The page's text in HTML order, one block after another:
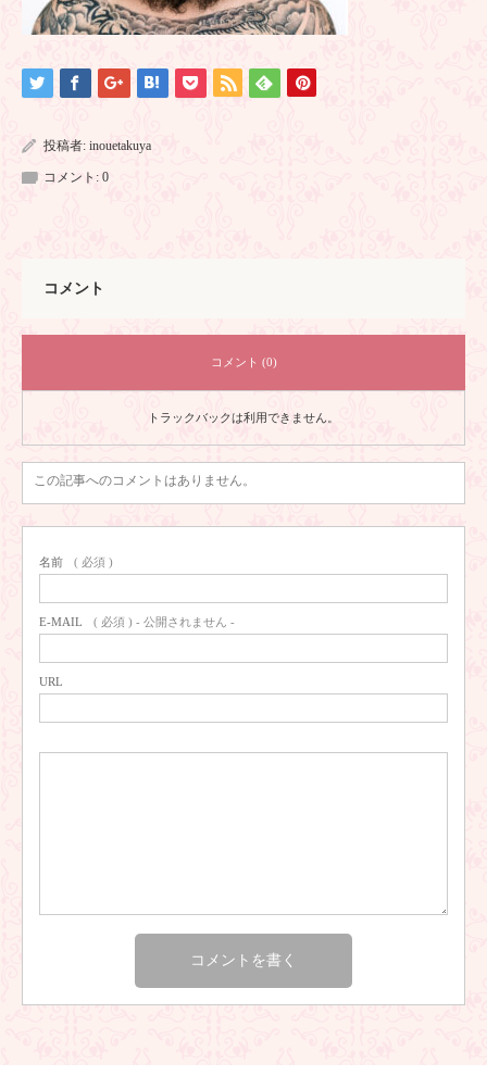
投稿者: inouetakuya
コメント: 0
コメント
コメント (0)
トラックバックは利用できません。
この記事へのコメントはありません。
名前 ( 必須 )
E-MAIL ( 必須 ) - 公開されません -
URL